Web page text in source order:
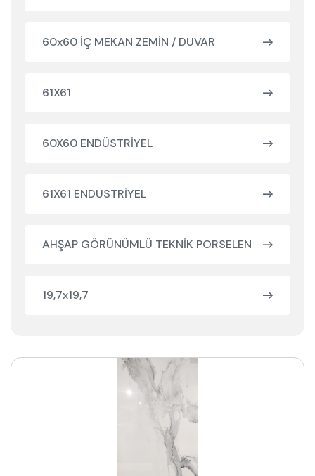
60x60 İÇ MEKAN ZEMİN / DUVAR
61X61
60X60 ENDÜSTRİYEL
61X61 ENDÜSTRİYEL
AHŞAP GÖRÜNÜMLÜ TEKNİK PORSELEN
19,7x19,7